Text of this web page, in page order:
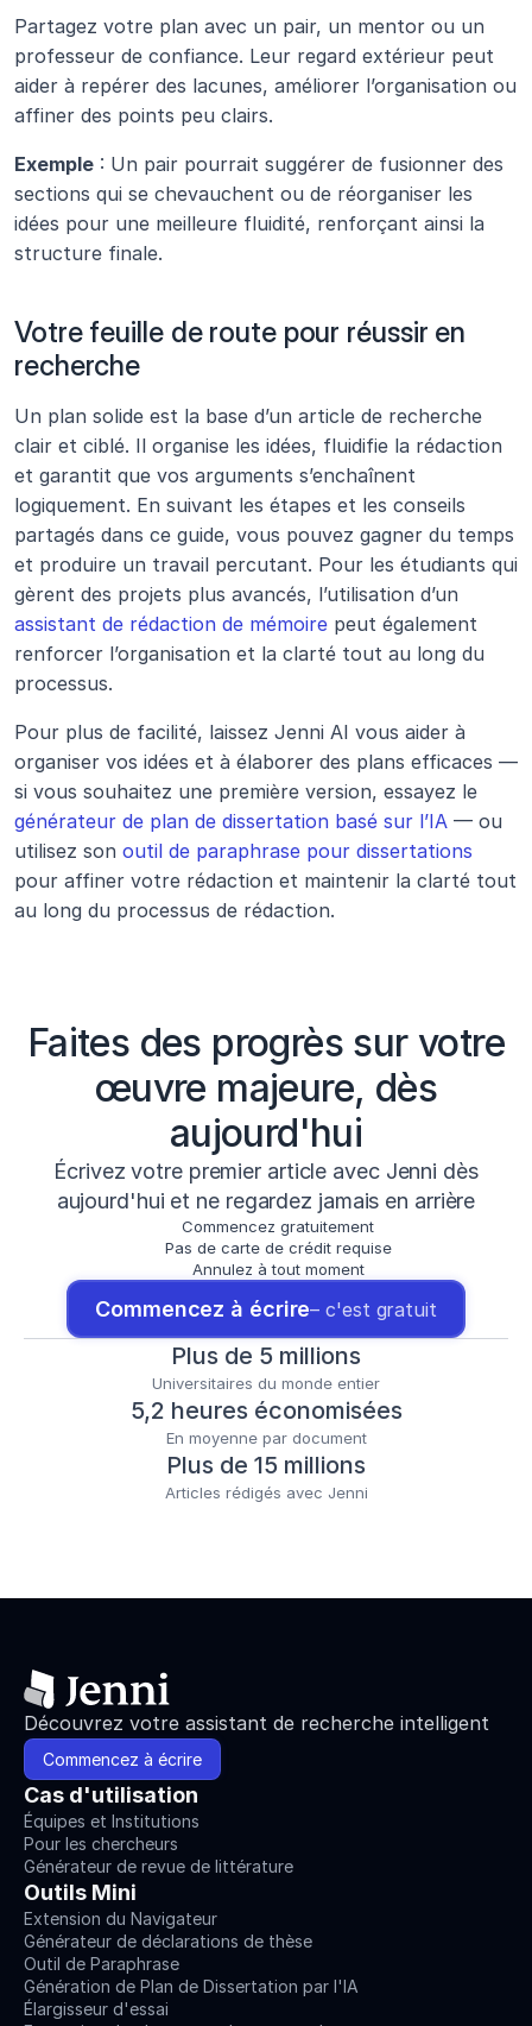
Partagez votre plan avec un pair, un mentor ou un
professeur de confiance. Leur regard extérieur peut
aider à repérer des lacunes, améliorer l’organisation ou
affiner des points peu clairs.
Exemple : Un pair pourrait suggérer de fusionner des
sections qui se chevauchent ou de réorganiser les
idées pour une meilleure fluidité, renforçant ainsi la
structure finale.
Votre feuille de route pour réussir en
recherche
Un plan solide est la base d’un article de recherche
clair et ciblé. Il organise les idées, fluidifie la rédaction
et garantit que vos arguments s’enchaînent
logiquement. En suivant les étapes et les conseils
partagés dans ce guide, vous pouvez gagner du temps
et produire un travail percutant. Pour les étudiants qui
assistant de rédaction de mémoire peut également
renforcer l’organisation et la clarté tout au long du
processus.
Pour plus de facilité, laissez Jenni AI vous aider à
organiser vos idées et à élaborer des plans efficaces —
générateur de plan de dissertation basé sur l’IA — ou
utilisez son outil de paraphrase pour dissertations
pour affiner votre rédaction et maintenir la clarté tout
au long du processus de rédaction.
Faites des progrès sur votre
œuvre majeure, dès
aujourd'hui
Écrivez votre premier article avec Jenni dès
aujourd'hui et ne regardez jamais en arrière
Commencez gratuitement
Pas de carte de crédit requise
Annulez à tout moment
Commencez à écrire– c'est gratuit
Plus de 5 millions
Universitaires du monde entier
5,2 heures économisées
En moyenne par document
Plus de 15 millions
Articles rédigés avec Jenni
Découvrez votre assistant de recherche intelligent
Commencez à écrire
Cas d'utilisation
Équipes et Institutions
Pour les chercheurs
Générateur de revue de littérature
Outils Mini
Extension du Navigateur
Générateur de déclarations de thèse
Outil de Paraphrase
Génération de Plan de Dissertation par l'IA
Élargisseur d'essai